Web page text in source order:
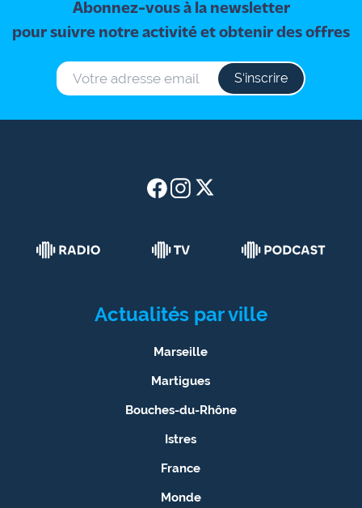
Abonnez-vous à la newsletter
pour suivre notre activité et obtenir des offres
S‘inscrire
Actualités par ville
Marseille
Martigues
Bouches-du-Rhône
Istres
France
Monde